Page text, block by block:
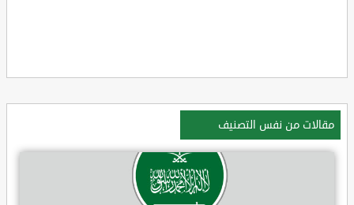
مقالات من نفس التصنيف